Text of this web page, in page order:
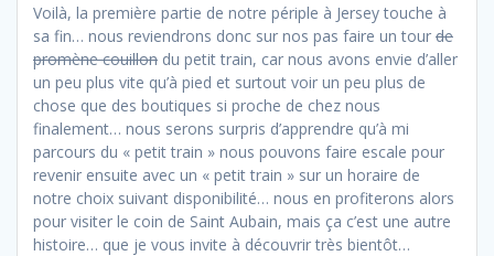
Voilà, la première partie de notre périple à Jersey touche à
sa fin… nous reviendrons donc sur nos pas faire un tour de
promène couillon du petit train, car nous avons envie d’aller
un peu plus vite qu’à pied et surtout voir un peu plus de
chose que des boutiques si proche de chez nous
finalement… nous serons surpris d’apprendre qu’à mi
parcours du « petit train » nous pouvons faire escale pour
revenir ensuite avec un « petit train » sur un horaire de
notre choix suivant disponibilité… nous en profiterons alors
pour visiter le coin de Saint Aubain, mais ça c’est une autre
histoire… que je vous invite à découvrir très bientôt…